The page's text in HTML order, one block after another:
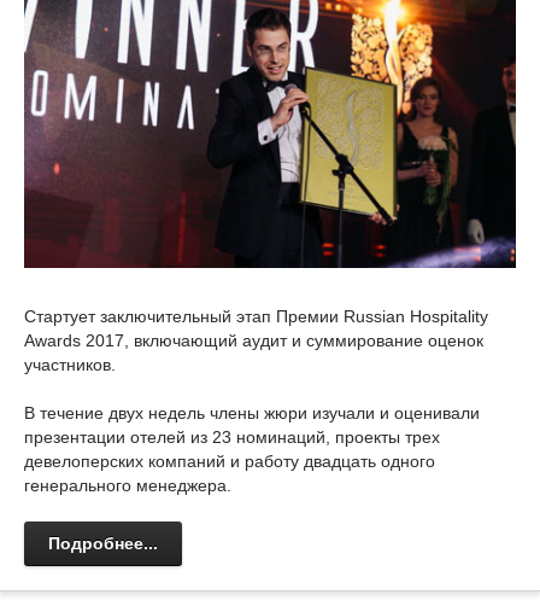
Стартует заключительный этап Премии Russian Hospitality
Awards 2017, включающий аудит и суммирование оценок
участников.
В течение двух недель члены жюри изучали и оценивали
презентации отелей из 23 номинаций, проекты трех
девелоперских компаний и работу двадцать одного
генерального менеджера.
Подробнее...